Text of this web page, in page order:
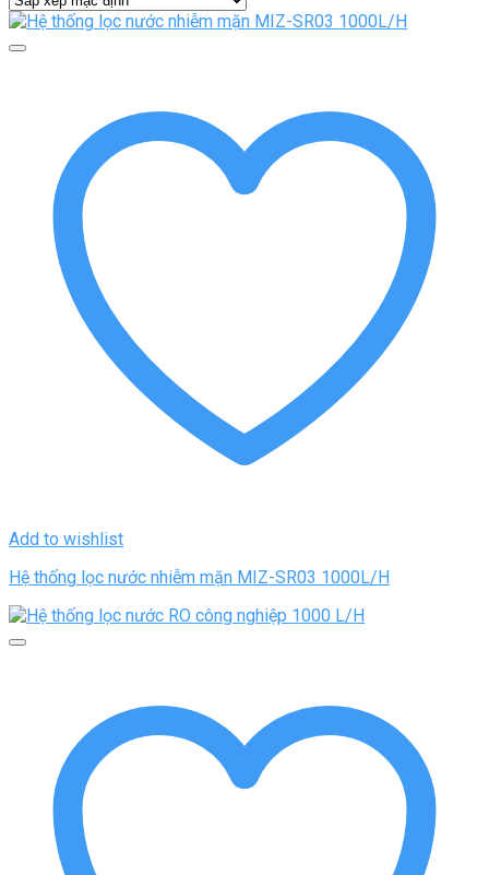
Add to wishlist
Hệ thống lọc nước nhiễm mặn MIZ-SR03 1000L/H